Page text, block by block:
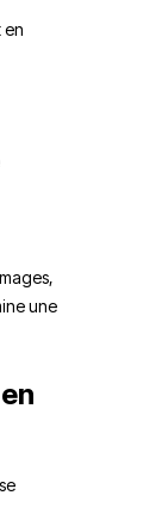
en
une